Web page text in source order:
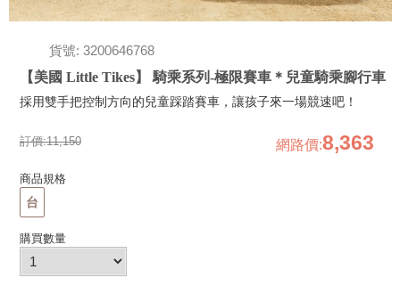
貨號: 3200646768
【美國 Little Tikes】 騎乘系列-極限賽車＊兒童騎乘腳行車
採用雙手把控制方向的兒童踩踏賽車，讓孩子來一場競速吧！
訂價:11,150 網路價:8,363
商品規格
台
購買數量